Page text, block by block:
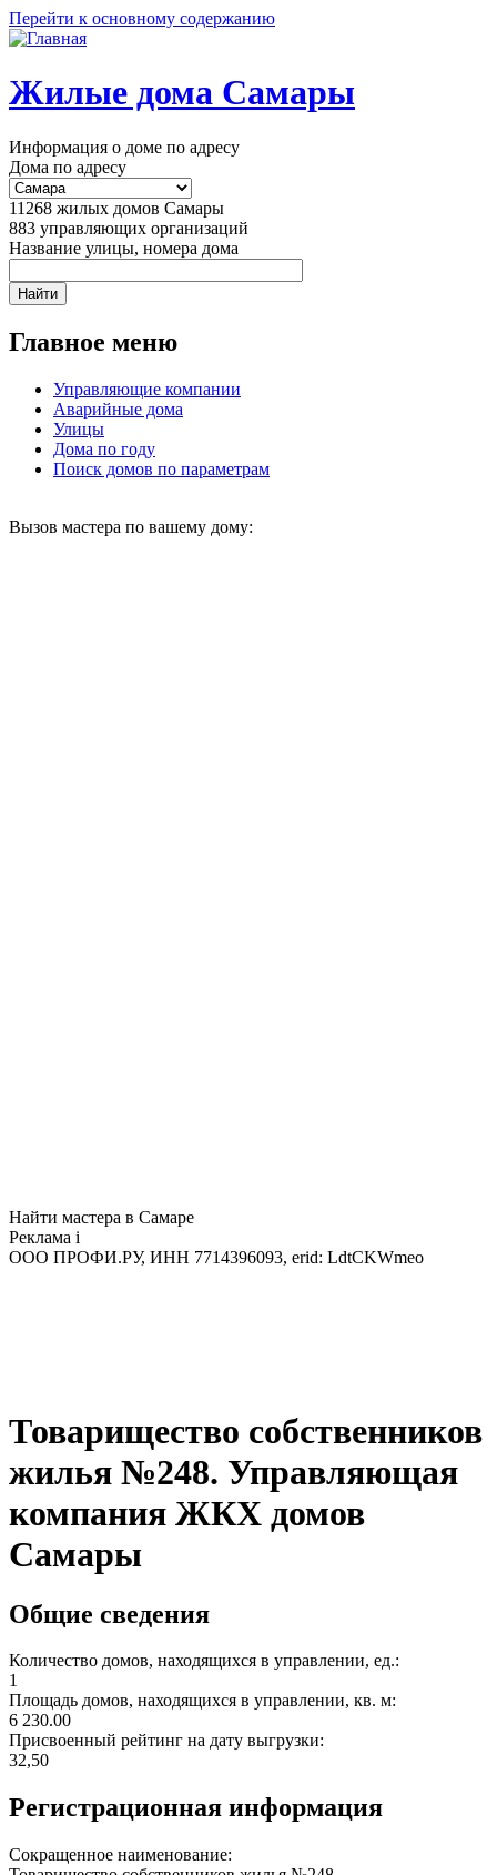
Перейти к основному содержанию
Жилые дома Самары
Информация о доме по адресу
Дома по адресу
11268 жилых домов Самары
883 управляющих организаций
Название улицы, номера дома
Главное меню
Управляющие компании
Аварийные дома
Улицы
Дома по году
Поиск домов по параметрам
Вызов мастера по вашему дому:
Найти мастера в Самаре
Реклама i
ООО ПРОФИ.РУ, ИНН 7714396093, erid: LdtCKWmeo
Товарищество собственников
жилья №248. Управляющая
компания ЖКХ домов
Самары
Общие сведения
Количество домов, находящихся в управлении, ед.:
1
Площадь домов, находящихся в управлении, кв. м:
6 230.00
Присвоенный рейтинг на дату выгрузки:
32,50
Регистрационная информация
Сокращенное наименование: